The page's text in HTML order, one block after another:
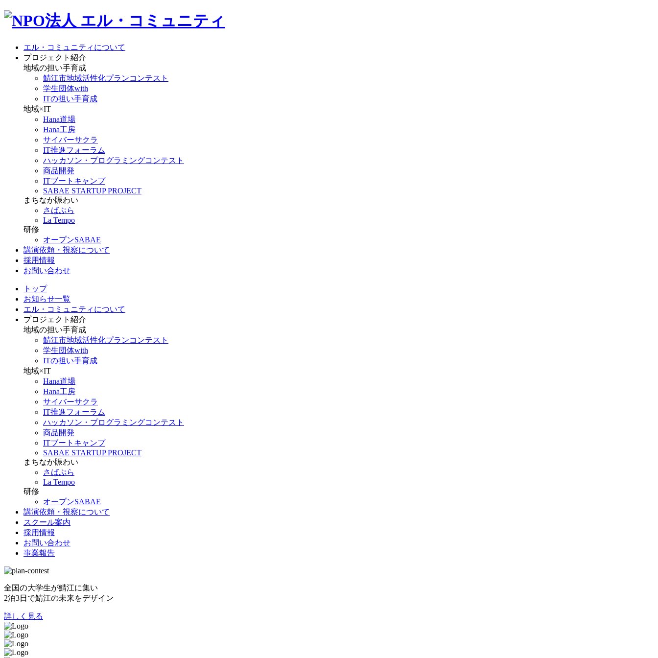
エル・コミュニティについて
プロジェクト紹介
地域の担い手育成
鯖江市地域活性化プランコンテスト
学生団体with
ITの担い手育成
地域×IT
Hana道場
Hana工房
サイバーサクラ
IT推進フォーラム
ハッカソン・プログラミングコンテスト
商品開発
ITブートキャンプ
SABAE STARTUP PROJECT
まちなか賑わい
さばぷら
La Tempo
研修
オープンSABAE
講演依頼・視察について
採用情報
お問い合わせ
トップ
お知らせ一覧
エル・コミュニティについて
プロジェクト紹介
地域の担い手育成
鯖江市地域活性化プランコンテスト
学生団体with
ITの担い手育成
地域×IT
Hana道場
Hana工房
サイバーサクラ
IT推進フォーラム
ハッカソン・プログラミングコンテスト
商品開発
ITブートキャンプ
SABAE STARTUP PROJECT
まちなか賑わい
さばぷら
La Tempo
研修
オープンSABAE
講演依頼・視察について
スクール案内
採用情報
お問い合わせ
事業報告
全国の大学生が鯖江に集い
2泊3日で鯖江の未来をデザイン
詳しく見る